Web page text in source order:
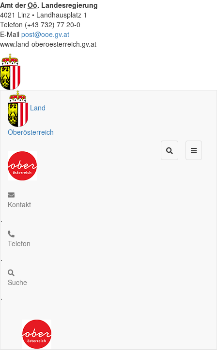
Amt derOö. Landesregierung
4021 Linz • Landhausplatz 1
Telefon (+43 732) 77 20-0
E-Mail post@ooe.gv.at
www.land-oberoesterreich.gv.at
Land
Oberösterreich
Kontakt
.
Telefon
.
Suche
.